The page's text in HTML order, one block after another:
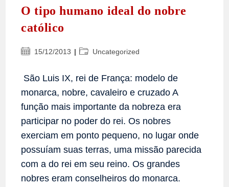
O tipo humano ideal do nobre
católico
Post15/12/2013
Categoria
post:
Uncategorized
São Luis IX, rei de França: modelo de
monarca, nobre, cavaleiro e cruzado A
função mais importante da nobreza era
participar no poder do rei. Os nobres
exerciam em ponto pequeno, no lugar onde
possuíam suas terras, uma missão parecida
com a do rei em seu reino. Os grandes
nobres eram conselheiros do monarca.